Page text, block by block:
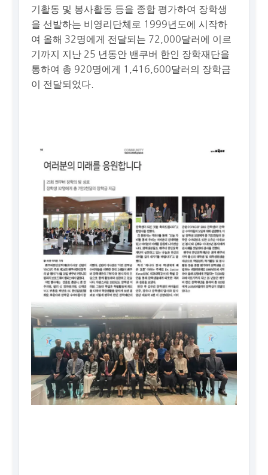
기활동 및 봉사활동 등을 종합 평가하여 장학생
을 선발하는 비영리단체로 1999년도에 시작하
여 올해 32명에게 전달되는 72,000달러에 이르
기까지 지난 25 년동안 밴쿠버 한인 장학재단을
통하여 총 920명에게 1,416,600달러의 장학금
이 전달되었다.